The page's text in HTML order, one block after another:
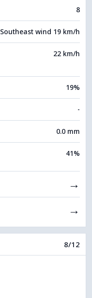
8
Southeast wind 19 km/h
22 km/h
19%
-
0.0 mm
41%
→
→
8/12